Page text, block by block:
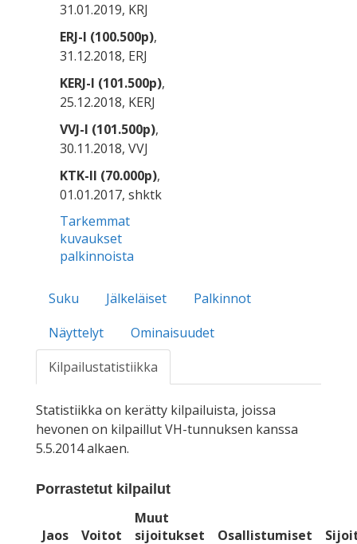
31.01.2019, KRJ
ERJ-I (100.500p),
31.12.2018, ERJ
KERJ-I (101.500p),
25.12.2018, KERJ
VVJ-I (101.500p),
30.11.2018, VVJ
KTK-II (70.000p),
01.01.2017, shktk
Tarkemmat
kuvaukset
palkinnoista
Suku Jälkeläiset
Palkinnot
Näyttelyt
Ominaisuudet
Kilpailustatistiikka
Statistiikka on kerätty kilpailuista, joissa
hevonen on kilpaillut VH-tunnuksen kanssa
5.5.2014 alkaen.
Porrastetut kilpailut
Jaos Voitot
Muut
sijoitukset
Osallistumiset